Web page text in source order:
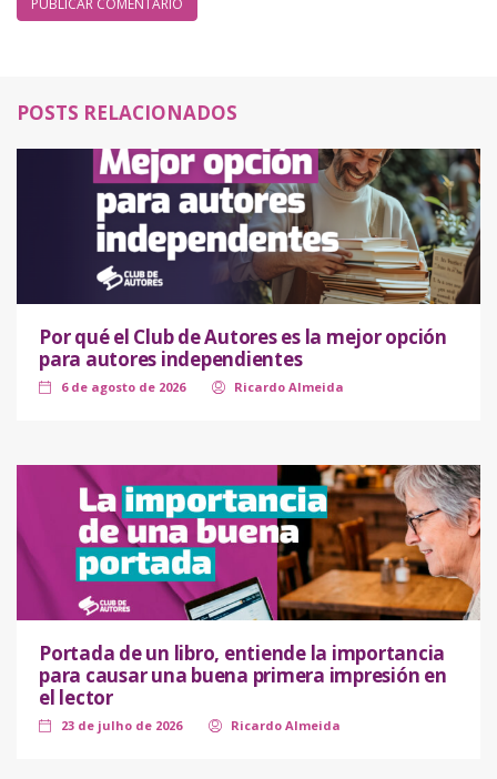
POSTS RELACIONADOS
Por qué el Club de Autores es la mejor opción
para autores independientes
6 de agosto de 2026 Ricardo Almeida
Portada de un libro, entiende la importancia
para causar una buena primera impresión en
el lector
23 de julho de 2026 Ricardo Almeida